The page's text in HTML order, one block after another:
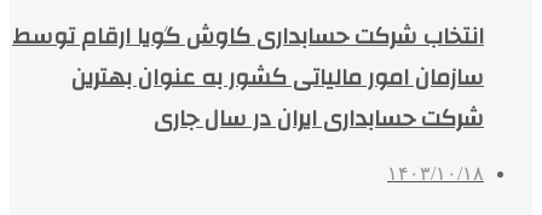
انتخاب شرکت حسابداری کاوش گویا ارقام توسط
سازمان امور مالیاتی کشور به عنوان بهترین
شرکت حسابداری ایران در سال جاری
۱۴۰۳/۱۰/۱۸